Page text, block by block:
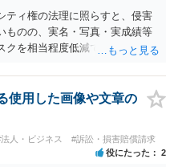
ティ権の法理に照らすと、侵害
ものの、実名・写真・実成績等
クを相当程度低減できる設計に
れた場合に「専ら顧客吸引力の
を残すため、一定の注意が必要
判断に一定の影響を与える可能
ません。 パブリシティ権侵害の
を目的とするか」という点で判
商業的目的」を強く示す要素で
使用した画像や文章の
人・ビジネス #訴訟・損害賠償請求
役にたった 2